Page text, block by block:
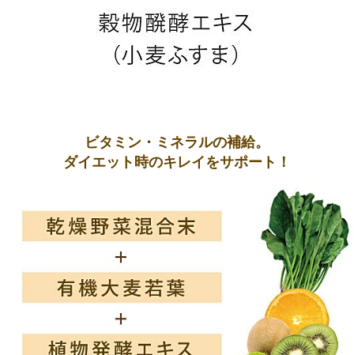
ビタミン・ミネラルの補給。
ダイエット時のキレイをサポート！